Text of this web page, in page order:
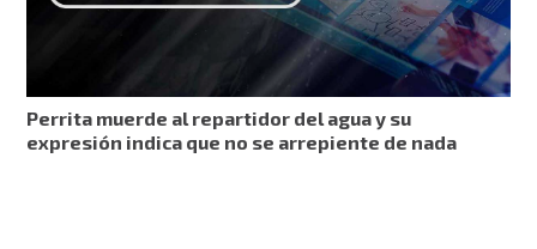
Perrita muerde al repartidor del agua y su
expresión indica que no se arrepiente de nada